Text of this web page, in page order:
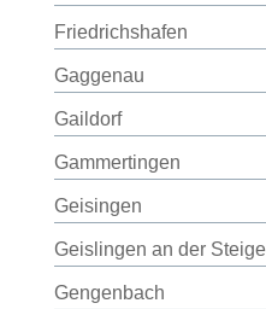
Friedrichshafen
Gaggenau
Gaildorf
Gammertingen
Geisingen
Geislingen an der Steige
Gengenbach